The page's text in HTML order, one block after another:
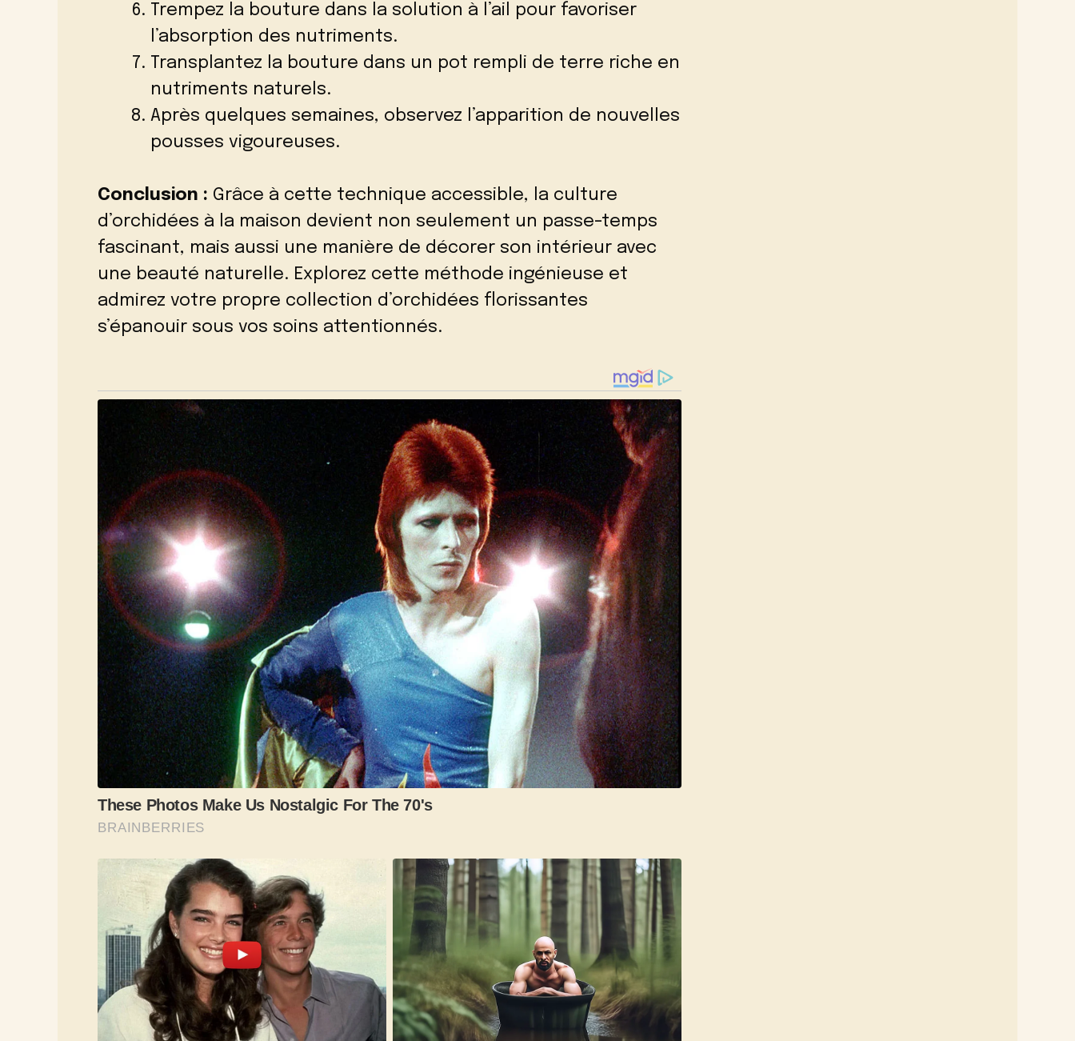
Trempez la bouture dans la solution à l’ail pour favoriser
l’absorption des nutriments.
Transplantez la bouture dans un pot rempli de terre riche en
nutriments naturels.
Après quelques semaines, observez l’apparition de nouvelles
pousses vigoureuses.
Conclusion : Grâce à cette technique accessible, la culture
d’orchidées à la maison devient non seulement un passe-temps
fascinant, mais aussi une manière de décorer son intérieur avec
une beauté naturelle. Explorez cette méthode ingénieuse et
admirez votre propre collection d’orchidées florissantes
s’épanouir sous vos soins attentionnés.